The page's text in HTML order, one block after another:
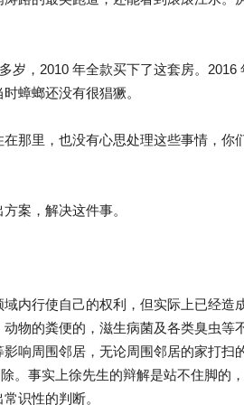
岁，2010 年全款买下了这套房。2016
蟑螂还没有很猖獗。
那里，也没有心思处理这些事情，你
案，解决这件事。
内行使自己的权利，但实际上已经造
物的粪便的，滋生病菌及各类臭虫等
响周围邻居，无论周围邻居的家打扫
。事实上徐先生的辩解是站不住脚的
识性的判断。